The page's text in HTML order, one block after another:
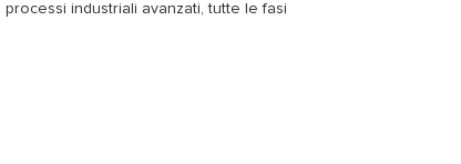
industriali avanzati, tutte le fasi